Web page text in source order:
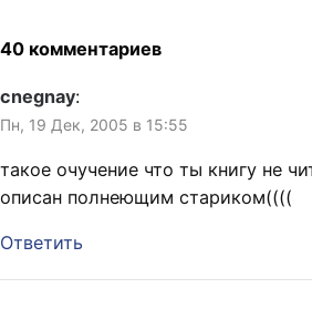
как ещё-не-старик
умирает от рака и его дети,
стараются сделать всё,
чтобы последние дни
40 комментариев
cnegnay:
Пн, 19 Дек, 2005 в 15:55
такое очучение что ты книгу не
описан полнеющим стариком((((
Ответить